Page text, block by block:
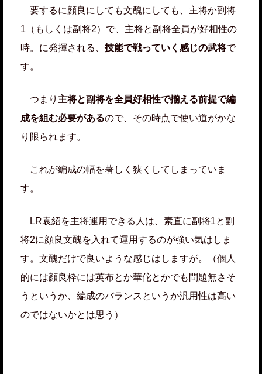
要するに顔良にしても文醜にしても、主将か副将
1（もしくは副将2）で、主将と副将全員が好相性の
時。に発揮される、 技能で戦っていく感じの武将で
す。
つまり 主将と副将を全員好相性で揃える前提で編
成を組む必要があるので、その時点で使い道がかな
り限られます。
これが編成の幅を著しく狭くしてしまっていま
す。
LR袁紹を主将運用できる人は、素直に副将1と副
将2に顔良文醜を入れて運用するのが強い気はしま
す。文醜だけで良いような感じはしますが。（個人
的には顔良枠には英布とか華佗とかでも問題無さそ
うというか、編成のバランスというか汎用性は高い
のではないかとは思う）